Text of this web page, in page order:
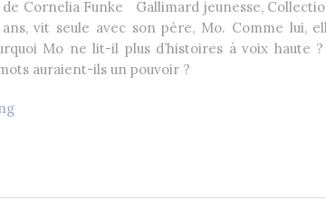
Cornelia Funke Gallimard jeunesse,
vit seule avec son père, Mo. Comme lui,
Mo ne lit-il plus d’histoires à voix haute
auraient-ils un pouvoir ?